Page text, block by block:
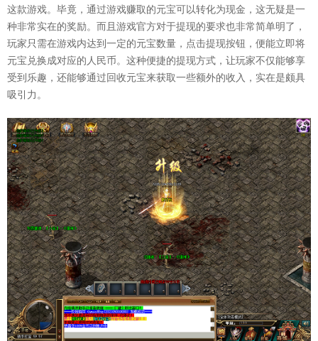
这款游戏。毕竟，通过游戏赚取的元宝可以转化为现金，这无疑是一
种非常实在的奖励。而且游戏官方对于提现的要求也非常简单明了，
玩家只需在游戏内达到一定的元宝数量，点击提现按钮，便能立即将
元宝兑换成对应的人民币。这种便捷的提现方式，让玩家不仅能够享
受到乐趣，还能够通过回收元宝来获取一些额外的收入，实在是颇具
吸引力。